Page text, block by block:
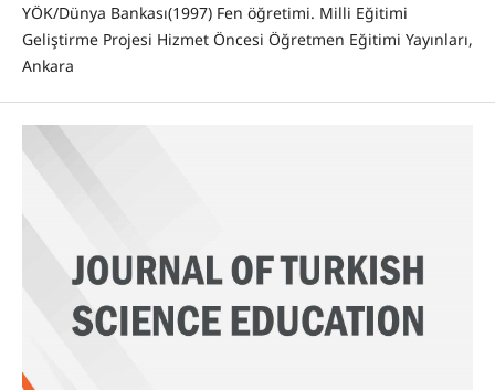
YÖK/Dünya Bankası(1997) Fen öğretimi. Milli Eğitimi
Geliştirme Projesi Hizmet Öncesi Öğretmen Eğitimi Yayınları,
Ankara